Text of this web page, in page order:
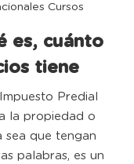
Cursos
es, cuánto
tiene
Predial
la propiedad o
sea que tengan
palabras, es un